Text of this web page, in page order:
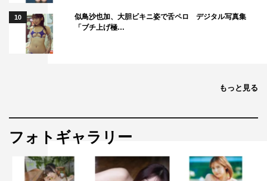
10
似鳥沙也加、大胆ビキニ姿で舌ペロ デジタル写真集
「ブチ上げ極…
もっと見る
フォトギャラリー